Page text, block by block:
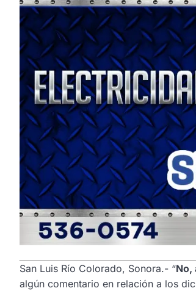
San Luis Río Colorado, Sonora.- “No,
algún comentario en relación a los